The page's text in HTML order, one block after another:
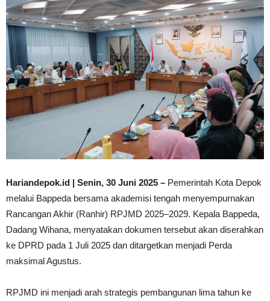
Hariandepok.id | Senin, 30 Juni 2025 – Pemerintah Kota Depok
melalui Bappeda bersama akademisi tengah menyempurnakan
Rancangan Akhir (Ranhir) RPJMD 2025–2029. Kepala Bappeda,
Dadang Wihana, menyatakan dokumen tersebut akan diserahkan
ke DPRD pada 1 Juli 2025 dan ditargetkan menjadi Perda
maksimal Agustus.
RPJMD ini menjadi arah strategis pembangunan lima tahun ke